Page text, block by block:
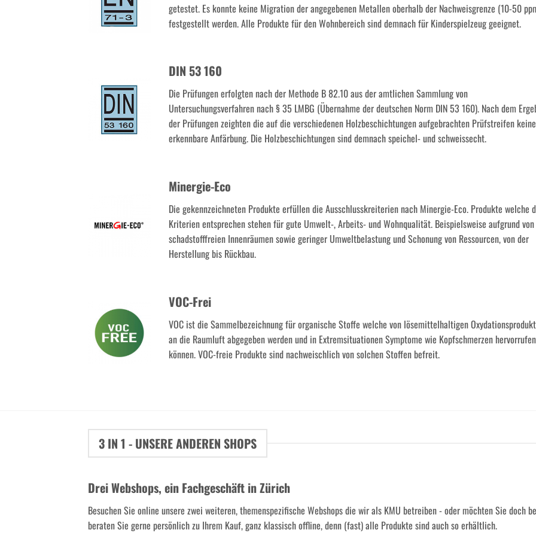
getestet. Es konnte keine Migration der angegebenen Metallen oberhalb der Nachweisgrenze (10-50
festgestellt werden. Alle Produkte für den Wohnbereich sind demnach für Kinderspielzeug geeignet.
DIN 53 160
Die Prüfungen erfolgten nach der Methode B 82.10 aus der amtlichen Sammlung von
Untersuchungsverfahren nach § 35 LMBG (Übernahme der deutschen Norm DIN 53 160). Nach dem
der Prüfungen zeighten die auf die verschiedenen Holzbeschichtungen aufgebrachten Prüfstreifen keine
erkennbare Anfärbung. Die Holzbeschichtungen sind demnach speichel- und schweissecht.
Minergie-Eco
Die gekennzeichneten Produkte erfüllen die Ausschlusskreiterien nach Minergie-Eco. Produkte welche
Kriterien entsprechen stehen für gute Umwelt-, Arbeits- und Wohnqualität. Beispielsweise aufgrund von
schadstofffreien Innenräumen sowie geringer Umweltbelastung und Schonung von Ressourcen, von der
Herstellung bis Rückbau.
VOC-Frei
VOC ist die Sammelbezeichnung für organische Stoffe welche von lösemittelhaltigen
an die Raumluft abgegeben werden und in Extremsituationen Symptome wie Kopfschmerzen hervorrufen
können. VOC-freie Produkte sind nachweischlich von solchen Stoffen befreit.
3 IN 1 - UNSERE ANDEREN SHOPS
Drei Webshops, ein Fachgeschäft in Zürich
Besuchen Sie online unsere zwei weiteren, themenspezifische Webshops die wir als KMU betreiben - oder möchten Sie doch
beraten Sie gerne persönlich zu Ihrem Kauf, ganz klassisch offline, denn (fast) alle Produkte sind auch so erhältlich.